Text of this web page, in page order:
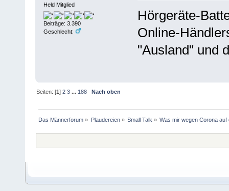
Held Mitglied
Beiträge: 3.390
Geschlecht:
Hörgeräte-
Online-
"Ausland" und
Seiten: [1]2 3 ... 188 Nach oben
Das Männerforum » Plaudereien» Small Talk » Was mir wegen Corona auf